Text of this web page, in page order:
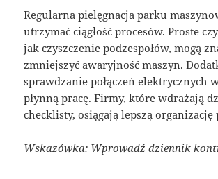
Regularna pielęgnacja parku
utrzymać ciągłość procesów. Proste
jak czyszczenie podzespołów, mogą
zmniejszyć awaryjność maszyn.
sprawdzanie połączeń elektrycznych
płynną pracę. Firmy, które wdrażają
checklisty, osiągają lepszą organizację
Wskazówka: Wprowadź dziennik